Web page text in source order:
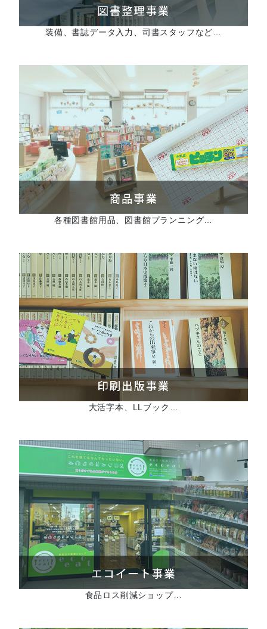
装備、書誌データ入力、司書スタッフなど…
各種図書館用品、図書館プランニング…
大活字本、LLブック…
食品ロス削減ショップ…